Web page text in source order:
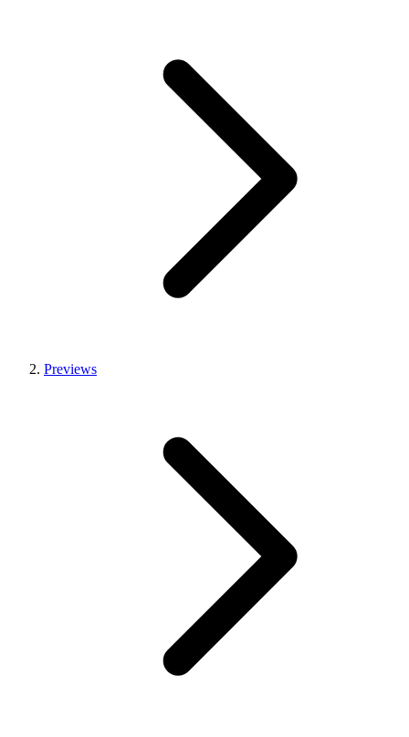
Previews